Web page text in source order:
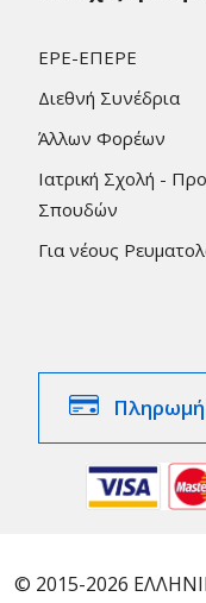
ΕΡΕ-ΕΠΕΡΕ
Διεθνή Συνέδρια
Άλλων Φορέων
Ιατρική Σχολή -
Σπουδών
Για νέους
Πληρωμή
© 2015-2026